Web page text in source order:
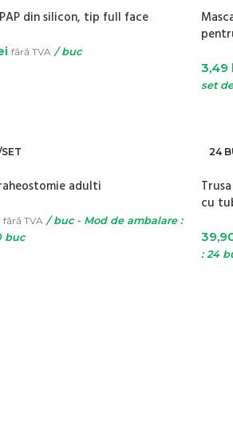
din silicon, tip full face
fără TVA/ buc
3,49
set
adulti
fără TVA/ buc - Mod de ambalare :
buc
24
cu
: 24